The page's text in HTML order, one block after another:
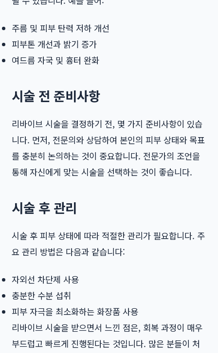
주름 및 피부 탄력 저하 개선
피부톤 개선과 밝기 증가
여드름 자국 및 흉터 완화
시술 전 준비사항
리바이브 시술을 결정하기 전, 몇 가지 준비사항이 있습
니다. 먼저, 전문의와 상담하여 본인의 피부 상태와 목표
를 충분히 논의하는 것이 중요합니다. 전문가의 조언을
통해 자신에게 맞는 시술을 선택하는 것이 좋습니다.
시술 후 관리
시술 후 피부 상태에 따라 적절한 관리가 필요합니다. 주
요 관리 방법은 다음과 같습니다:
자외선 차단제 사용
충분한 수분 섭취
피부 자극을 최소화하는 화장품 사용
리바이브 시술을 받으면서 느낀 점은, 회복 과정이 매우
부드럽고 빠르게 진행된다는 것입니다. 많은 분들이 처